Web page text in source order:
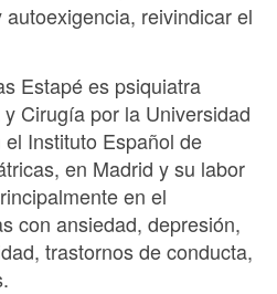
reivindicar el
Estapé es psiquiatra
Cirugía por la Universidad
Instituto Español de
en Madrid y su labor
en el
con ansiedad, depresión,
trastornos de conducta,